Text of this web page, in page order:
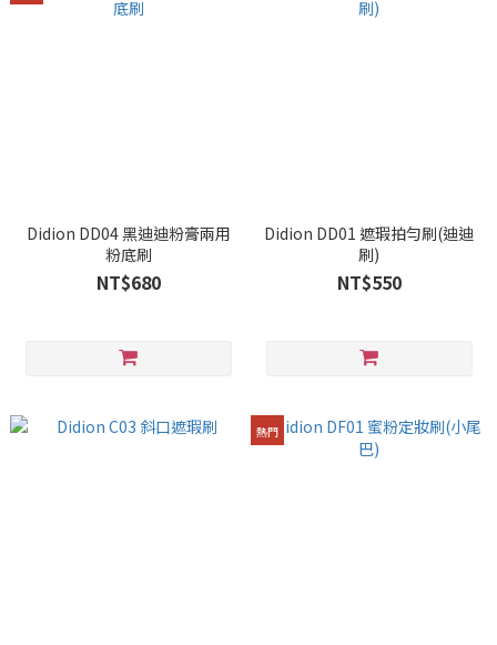
Didion DD04 黑迪迪粉膏兩用
粉底刷
NT$680
Didion DD01 遮瑕拍勻刷(迪迪
刷)
NT$550
熱門